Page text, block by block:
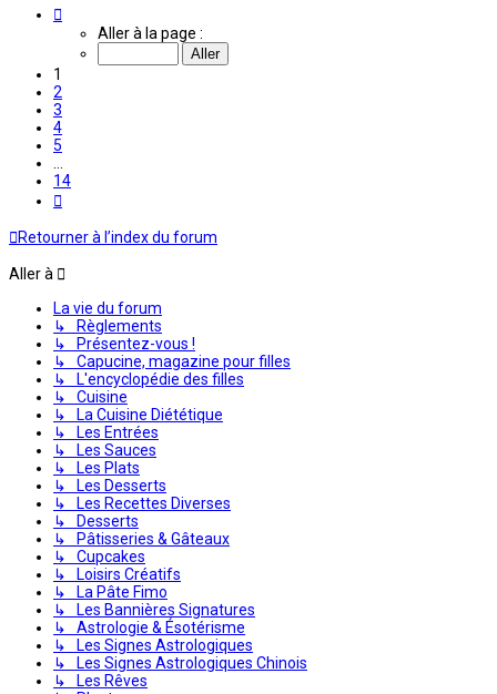
Aller à la page :
1
2
3
4
5
14
Retourner à l’index du forum
Aller à
La vie du forum
↳ Règlements
↳ Présentez-vous !
↳ Capucine, magazine pour filles
↳ L'encyclopédie des filles
↳ Cuisine
↳ La Cuisine Diététique
↳ Les Entrées
↳ Les Sauces
↳ Les Plats
↳ Les Desserts
↳ Les Recettes Diverses
↳ Desserts
↳ Pâtisseries & Gâteaux
↳ Cupcakes
↳ Loisirs Créatifs
↳ La Pâte Fimo
↳ Les Bannières Signatures
↳ Astrologie & Ésotérisme
↳ Les Signes Astrologiques
↳ Les Signes Astrologiques Chinois
↳ Les Rêves